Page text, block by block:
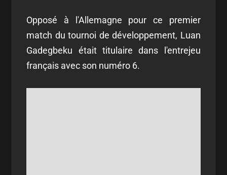
Opposé à l'Allemagne pour ce premier
match du tournoi de développement, Luan
Gadegbeku était titulaire dans l'entrejeu
français avec son numéro 6.